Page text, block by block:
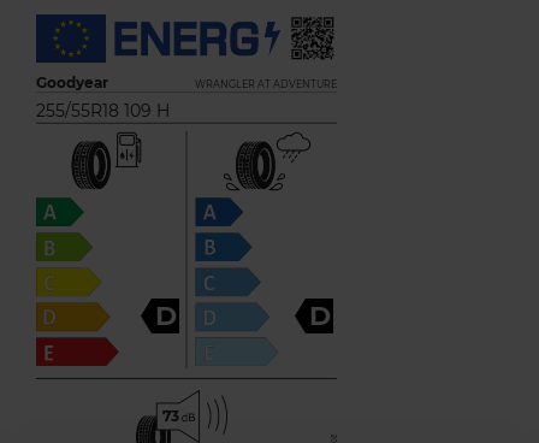
Goodyear WRANGLER AT ADVENTURE
255/55R18 109 H
D D
73